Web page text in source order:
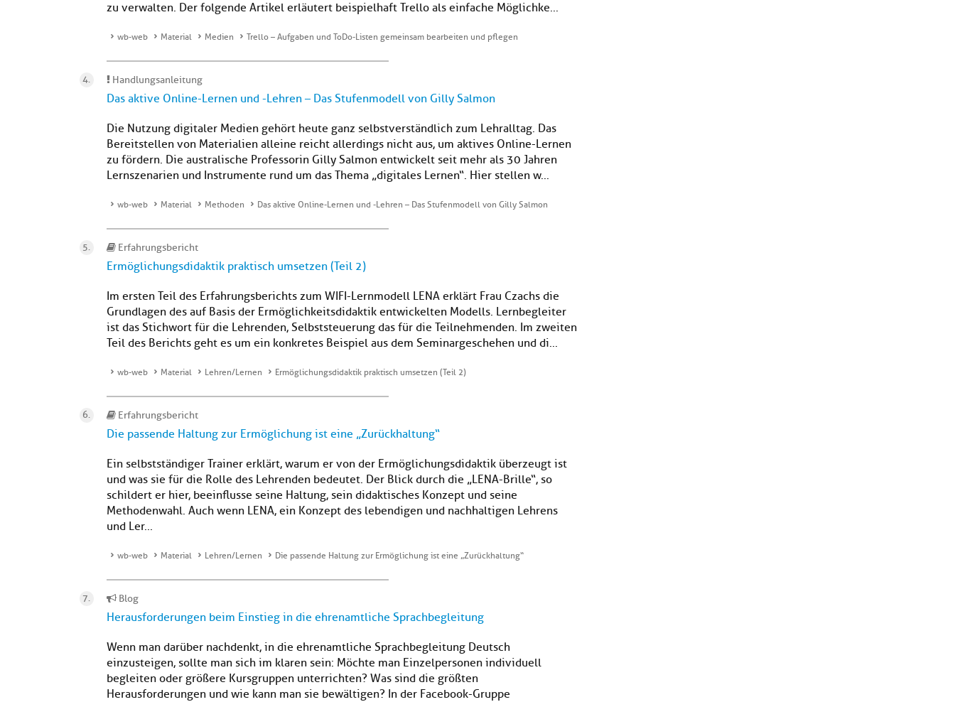
zu verwalten. Der folgende Artikel erläutert beispielhaft Trello als einfache Möglichke...
wb-web Material Medien Trello – Aufgaben und ToDo-Listen gemeinsam bearbeiten und pflegen
Handlungsanleitung
Das aktive Online-Lernen und -Lehren – Das Stufenmodell von Gilly Salmon
Die Nutzung digitaler Medien gehört heute ganz selbstverständlich zum Lehralltag. Das
Bereitstellen von Materialien alleine reicht allerdings nicht aus, um aktives Online-Lernen
zu fördern. Die australische Professorin Gilly Salmon entwickelt seit mehr als 30 Jahren
Lernszenarien und Instrumente rund um das Thema „digitales Lernen“. Hier stellen w...
wb-web Material Methoden Das aktive Online-Lernen und -Lehren – Das Stufenmodell von Gilly Salmon
Erfahrungsbericht
Ermöglichungsdidaktik praktisch umsetzen (Teil 2)
Im ersten Teil des Erfahrungsberichts zum WIFI-Lernmodell LENA erklärt Frau Czachs die
Grundlagen des auf Basis der Ermöglichkeitsdidaktik entwickelten Modells. Lernbegleiter
ist das Stichwort für die Lehrenden, Selbststeuerung das für die Teilnehmenden. Im zweiten
Teil des Berichts geht es um ein konkretes Beispiel aus dem Seminargeschehen und di...
wb-web Material Lehren/Lernen Ermöglichungsdidaktik praktisch umsetzen (Teil 2)
Erfahrungsbericht
Die passende Haltung zur Ermöglichung ist eine „Zurückhaltung“
Ein selbstständiger Trainer erklärt, warum er von der Ermöglichungsdidaktik überzeugt ist
und was sie für die Rolle des Lehrenden bedeutet. Der Blick durch die „LENA-Brille“, so
schildert er hier, beeinflusse seine Haltung, sein didaktisches Konzept und seine
Methodenwahl. Auch wenn LENA, ein Konzept des lebendigen und nachhaltigen Lehrens
und Ler...
wb-web Material Lehren/Lernen Die passende Haltung zur Ermöglichung ist eine „Zurückhaltung“
Blog
Herausforderungen beim Einstieg in die ehrenamtliche Sprachbegleitung
Wenn man darüber nachdenkt, in die ehrenamtliche Sprachbegleitung Deutsch
einzusteigen, sollte man sich im klaren sein: Möchte man Einzelpersonen individuell
begleiten oder größere Kursgruppen unterrichten? Was sind die größten
Herausforderungen und wie kann man sie bewältigen? In der Facebook-Gruppe